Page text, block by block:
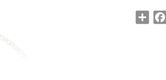
Share